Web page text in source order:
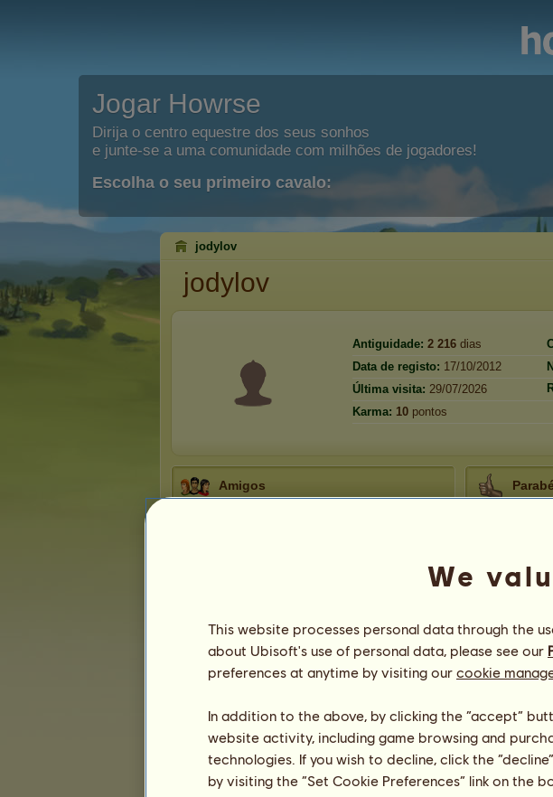
Jogar Howrse
Dirija o centro equestre dos seus sonhos
e junte-se a uma comunidade com milhões de jogadores!
Escolha o seu primeiro cavalo:
jodylov
jodylov
Antiguidade: 2 216 dias
Data de registo: 17/10/2012
Última visita: 29/07/2026
Karma: 10 pontos
Amigos
esquilo
8
Wild Boy
SPIRIT
Troféus
We
This website processes personal data through the
about Ubisoft's use of personal data, please see our
preferences at anytime by visiting our cookie
In addition to the above, by clicking the “accept”
website activity, including game browsing and
technologies. If you wish to decline, click the
by visiting the “Set Cookie Preferences” link on the